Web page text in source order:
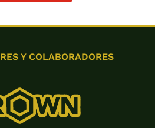
Y COLABORADORES